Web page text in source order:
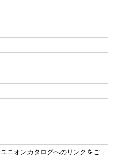
ユニオンカタログへのリンクをご